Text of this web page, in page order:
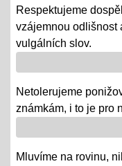
- termíny oznámeny
- DRŽÍME PĚSTI
01.12.2018
- po celý ADVENT
letos bez
VV = "MALÍ UČÍ
Respektujeme
vzájemnou odlišnost
vulgálních slov.
Netolerujeme
známkám, i to je pro
Mluvíme na rovinu,